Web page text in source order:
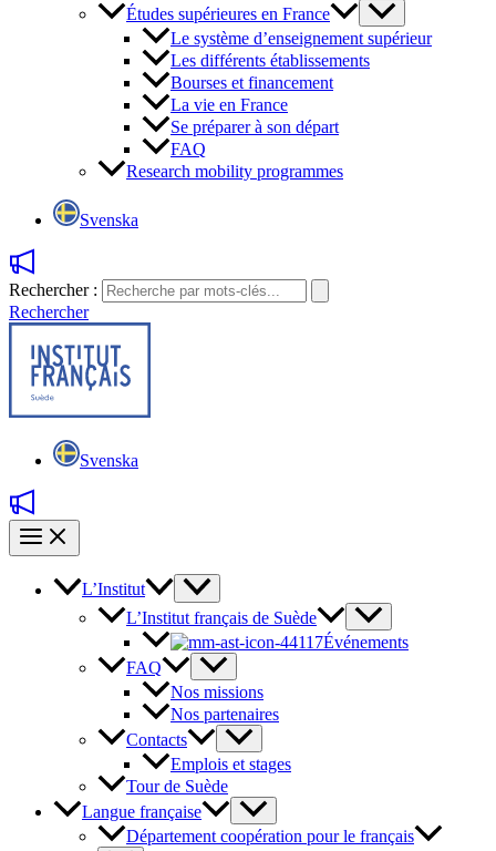
Études supérieures en France
Le système d’enseignement supérieur
Les différents établissements
Bourses et financement
La vie en France
Se préparer à son départ
FAQ
Research mobility programmes
Svenska
Rechercher :
Rechercher
Svenska
L’Institut
L’Institut français de Suède
Événements
FAQ
Nos missions
Nos partenaires
Contacts
Emplois et stages
Tour de Suède
Langue française
Département coopération pour le français